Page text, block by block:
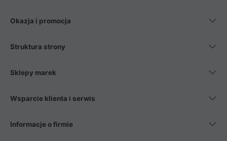
Okazja i promocja
Struktura strony
Sklepy marek
Wsparcie klienta i serwis
Informacje o firmie